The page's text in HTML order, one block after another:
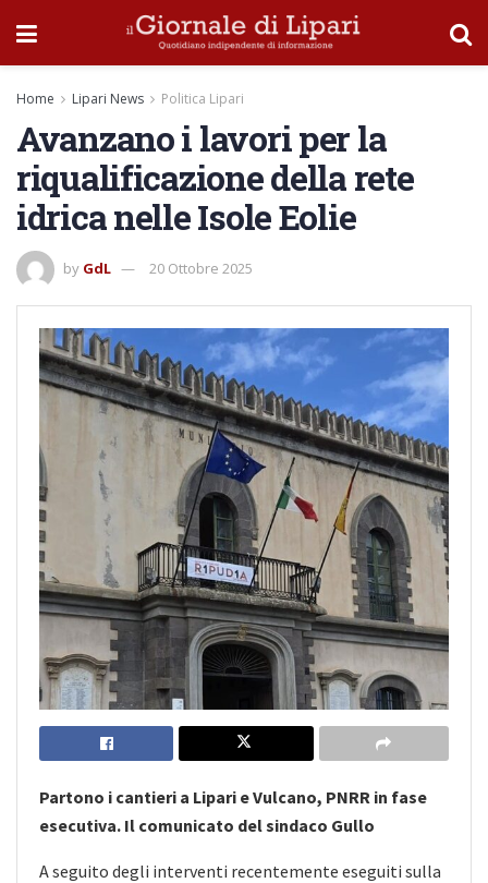
Home Lipari News Politica Lipari
Avanzano i lavori per la
riqualificazione della rete
idrica nelle Isole Eolie
by GdL 20 Ottobre 2025
Partono i cantieri a Lipari e Vulcano, PNRR in fase
esecutiva. Il comunicato del sindaco Gullo
A seguito degli interventi recentemente eseguiti sulla